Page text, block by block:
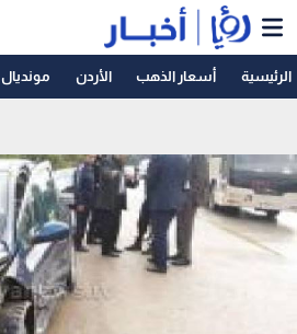
الرئيسية أسعار الذهب الأردن مونديال 2026